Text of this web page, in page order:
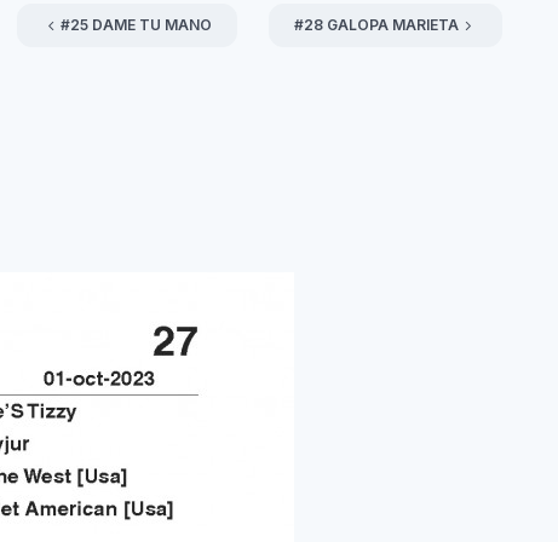
#25 DAME TU MANO #28 GALOPA MARIETA